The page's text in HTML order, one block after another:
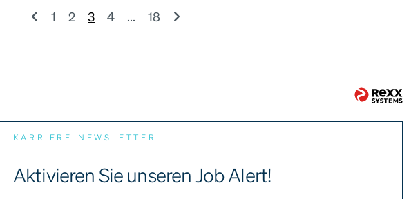
1 2 3 4 ... 18
KARRIERE-NEWSLETTER
Aktivieren Sie unseren Job Alert!